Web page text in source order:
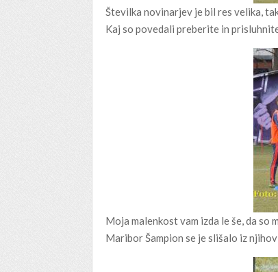
Številka novinarjev je bil res velika,
Kaj so povedali preberite in
Moja malenkost vam izda le še, da
Maribor Šampion se je slišalo iz